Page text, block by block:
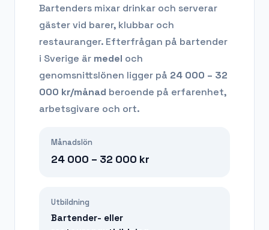
Bartenders mixar drinkar och serverar
gäster vid barer, klubbar och
restauranger. Efterfrågan på bartender
i Sverige är medel och
genomsnittslönen ligger på 24 000 – 32
000 kr/månad beroende på erfarenhet,
arbetsgivare och ort.
Månadslön
24 000 – 32 000 kr
Utbildning
Bartender- eller